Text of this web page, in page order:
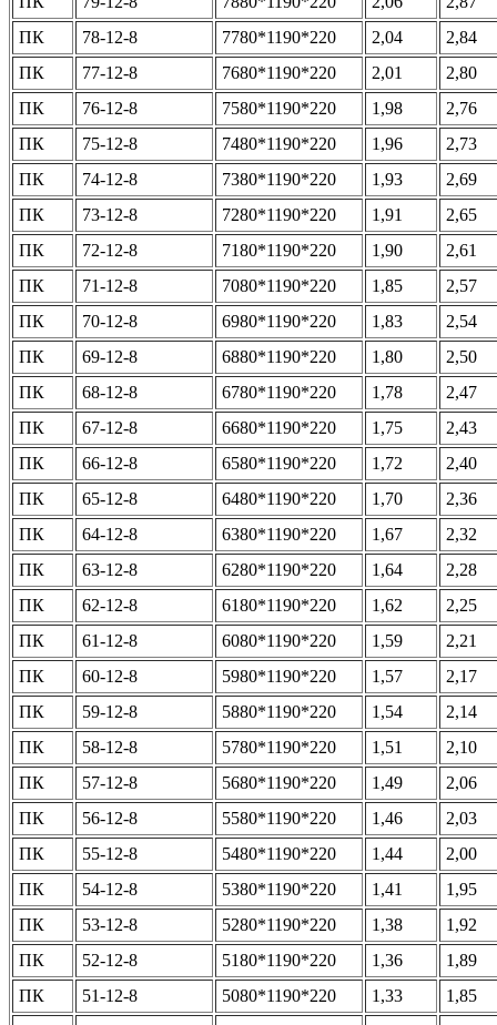
ПК
78-12-8 7780*1190*220 2,04
2,84
ПК
77-12-8 7680*1190*220 2,01
2,80
ПК
76-12-8 7580*1190*220 1,98
2,76
ПК
75-12-8 7480*1190*220 1,96
2,73
ПК
74-12-8 7380*1190*220 1,93
2,69
ПК
73-12-8 7280*1190*220 1,91
2,65
ПК
72-12-8 7180*1190*220 1,90
2,61
ПК
71-12-8 7080*1190*220 1,85
2,57
ПК
70-12-8 6980*1190*220 1,83
2,54
ПК
69-12-8 6880*1190*220 1,80
2,50
ПК
68-12-8 6780*1190*220 1,78
2,47
ПК
67-12-8 6680*1190*220 1,75
2,43
ПК
66-12-8 6580*1190*220 1,72
2,40
ПК
65-12-8 6480*1190*220 1,70
2,36
ПК
64-12-8 6380*1190*220 1,67
2,32
ПК
63-12-8 6280*1190*220 1,64
2,28
ПК
62-12-8 6180*1190*220 1,62
2,25
ПК
61-12-8 6080*1190*220 1,59
2,21
ПК
60-12-8 5980*1190*220 1,57
2,17
ПК
59-12-8 5880*1190*220 1,54
2,14
ПК
58-12-8 5780*1190*220 1,51
2,10
ПК
57-12-8 5680*1190*220 1,49
2,06
ПК
56-12-8 5580*1190*220 1,46
2,03
ПК
55-12-8 5480*1190*220 1,44
2,00
ПК
54-12-8 5380*1190*220 1,41
1,95
ПК
53-12-8 5280*1190*220 1,38
1,92
ПК
52-12-8 5180*1190*220 1,36
1,89
ПК
51-12-8 5080*1190*220 1,33
1,85